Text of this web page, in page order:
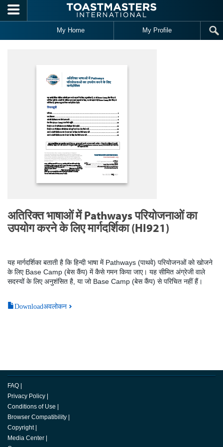
Skip to main content
My Home My Profile
अतिरिक्त भाषाओं में Pathways परियोजनाओं का
उपयोग करने के लिए मार्गदर्शिका (HI921)
यह मार्गदर्शिका बताती है कि हिन्दी भाषा में Pathways (पाथवे) परियोजनओं को खोजने
के लिए Base Camp (बेस कैंप) में कैसे गमन किया जाए। यह सीमित अंग्रेजी वाले
सदस्यों के लिए अनुशंसित है, या जो Base Camp (बेस कैंप) से परिचित नहीं हैं।
Downloadअवलोकन
FAQ
Privacy Policy
Conditions of Use
Browser Compatibility
Copyright
Media Center